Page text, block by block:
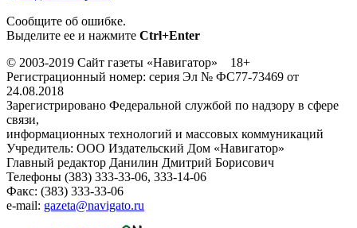
Сообщите об ошибке.
Выделите ее и нажмите Ctrl+Enter
© 2003-2019 Сайт газеты «Навигатор» 18+
Регистрационный номер: серия Эл № ФС77-73469 от
24.08.2018
Зарегистрировано Федеральной службой по надзору в сфере
связи,
информационных технологий и массовых коммуникаций
Учредитель: ООО Издательский Дом «Навигатор»
Главный редактор Данилин Дмитрий Борисович
Телефоны (383) 333-33-06, 333-14-06
Факс: (383) 333-33-06
e-mail: gazeta@navigato.ru